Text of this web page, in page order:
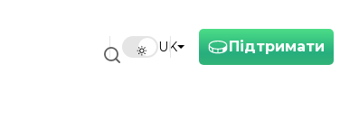
Підтримати
UK